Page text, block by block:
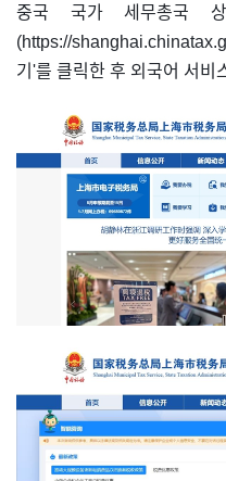
중국 국가 세무총국
(https://
기'를 클릭한 후 외국어 서비